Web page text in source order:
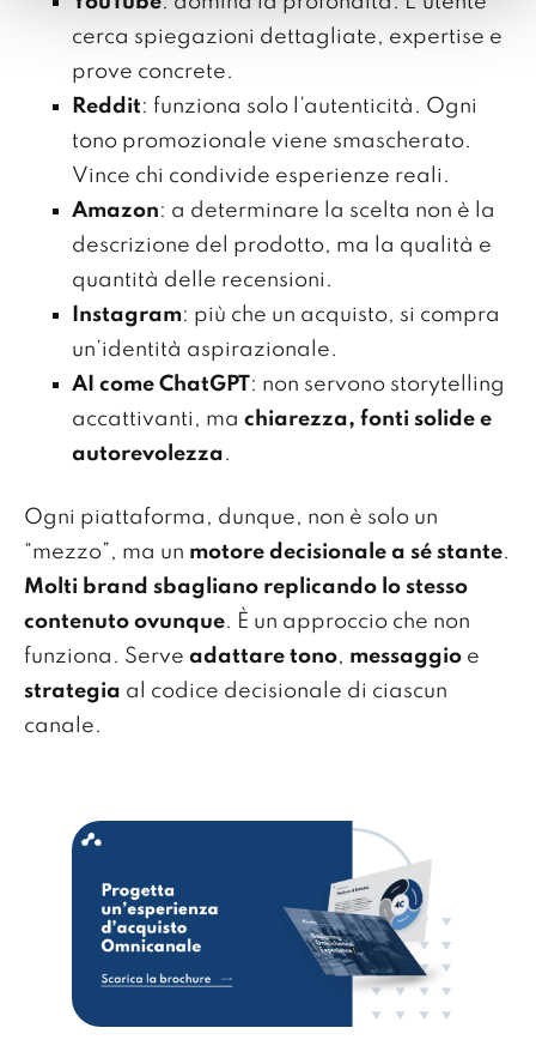
cerca spiegazioni dettagliate, expertise e
prove concrete.
Reddit: funziona solo l’autenticità. Ogni
tono promozionale viene smascherato.
Vince chi condivide esperienze reali.
Amazon: a determinare la scelta non è la
descrizione del prodotto, ma la qualità e
quantità delle recensioni.
Instagram: più che un acquisto, si compra
un’identità aspirazionale.
AI come ChatGPT: non servono storytelling
accattivanti, ma chiarezza, fonti solide e
autorevolezza.
Ogni piattaforma, dunque, non è solo un
“mezzo”, ma un motore decisionale a sé stante.
Molti brand sbagliano replicando lo stesso
contenuto ovunque. È un approccio che non
funziona. Serve adattare tono, messaggio e
strategia al codice decisionale di ciascun
canale.